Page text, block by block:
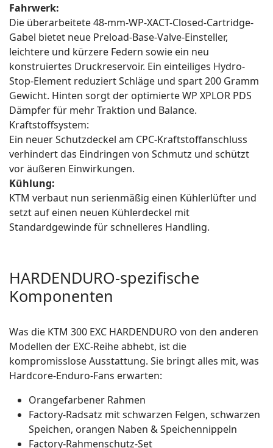
Fahrwerk:
Die überarbeitete 48-mm-WP-XACT-Closed-Cartridge-
Gabel bietet neue Preload-Base-Valve-Einsteller,
leichtere und kürzere Federn sowie ein neu
konstruiertes Druckreservoir. Ein einteiliges Hydro-
Stop-Element reduziert Schläge und spart 200 Gramm
Gewicht. Hinten sorgt der optimierte WP XPLOR PDS
Dämpfer für mehr Traktion und Balance.
Kraftstoffsystem:
Ein neuer Schutzdeckel am CPC-Kraftstoffanschluss
verhindert das Eindringen von Schmutz und schützt
vor äußeren Einwirkungen.
Kühlung:
KTM verbaut nun serienmäßig einen Kühlerlüfter und
setzt auf einen neuen Kühlerdeckel mit
Standardgewinde für schnelleres Handling.
HARDENDURO-spezifische
Komponenten
Was die KTM 300 EXC HARDENDURO von den anderen
Modellen der EXC-Reihe abhebt, ist die
kompromisslose Ausstattung. Sie bringt alles mit, was
Hardcore-Enduro-Fans erwarten:
Orangefarbener Rahmen
Factory-Radsatz mit schwarzen Felgen, schwarzen
Speichen, orangen Naben & Speichennippeln
Factory-Rahmenschutz-Set